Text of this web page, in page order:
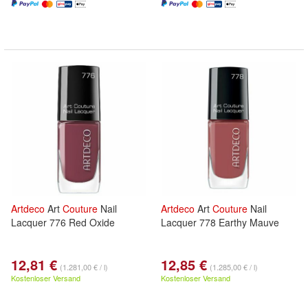
Artdeco Art Couture Nail
Lacquer 776 Red Oxide
12,81 € (1.281,00 € / l)
Kostenloser Versand
Artdeco Art Couture Nail
Lacquer 778 Earthy Mauve
12,85 € (1.285,00 € / l)
Kostenloser Versand